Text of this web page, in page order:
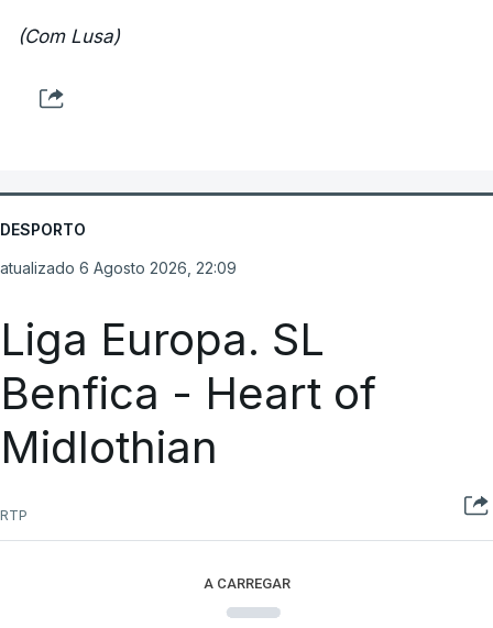
(Com Lusa)
DESPORTO
atualizado 6 Agosto 2026, 22:09
Liga Europa. SL
Benfica - Heart of
Midlothian
RTP
A CARREGAR